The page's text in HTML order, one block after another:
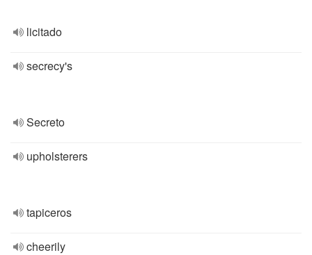
licitado
secrecy's
Secreto
upholsterers
tapiceros
cheerily